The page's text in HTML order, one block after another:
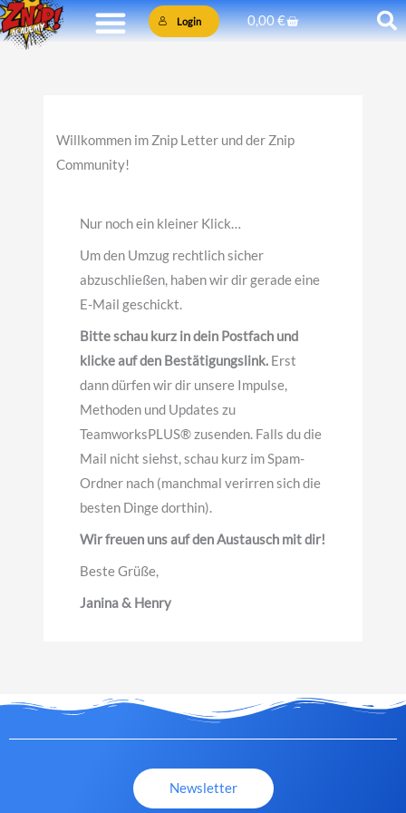
Zum
Inhalt
Login 0,00€Warenkorb
Willkommen im Znip Letter und der Znip
Community!
Nur noch ein kleiner Klick…
Um den Umzug rechtlich sicher
abzuschließen, haben wir dir gerade eine
E-Mail geschickt.
Bitte schau kurz in dein Postfach und
klicke auf den Bestätigungslink. Erst
dann dürfen wir dir unsere Impulse,
Methoden und Updates zu
TeamworksPLUS® zusenden. Falls du die
Mail nicht siehst, schau kurz im Spam-
Ordner nach (manchmal verirren sich die
besten Dinge dorthin).
Wir freuen uns auf den Austausch mit dir!
Beste Grüße,
Janina & Henry
Newsletter